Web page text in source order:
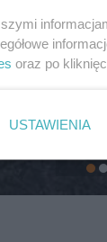
oraz po
USTAWIENIA